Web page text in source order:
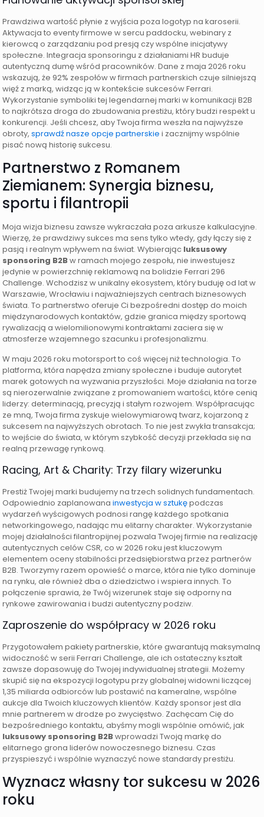
Prawdziwa wartość płynie z wyjścia poza logotyp na karoserii.
Aktywacja to eventy firmowe w sercu paddocku, webinary z
kierowcą o zarządzaniu pod presją czy wspólne inicjatywy
społeczne. Integracja sponsoringu z działaniami HR buduje
autentyczną dumę wśród pracowników. Dane z maja 2026 roku
wskazują, że 92% zespołów w firmach partnerskich czuje silniejszą
więź z marką, widząc ją w kontekście sukcesów Ferrari.
Wykorzystanie symboliki tej legendarnej marki w komunikacji B2B
to najkrótsza droga do zbudowania prestiżu, który budzi respekt u
konkurencji. Jeśli chcesz, aby Twoja firma weszła na najwyższe
obroty,sprawdź nasze opcje partnerskie i zacznijmy wspólnie
pisać nową historię sukcesu.
Partnerstwo z Romanem
Ziemianem: Synergia biznesu,
sportu i filantropii
Moja wizja biznesu zawsze wykraczała poza arkusze kalkulacyjne.
Wierzę, że prawdziwy sukces ma sens tylko wtedy, gdy łączy się z
pasją i realnym wpływem na świat. Wybierając luksusowy
sponsoring B2Bw ramach mojego zespołu, nie inwestujesz
jedynie w powierzchnię reklamową na bolidzie Ferrari 296
Challenge. Wchodzisz w unikalny ekosystem, który buduję od lat w
Warszawie, Wrocławiu i najważniejszych centrach biznesowych
świata. To partnerstwo oferuje Ci bezpośredni dostęp do moich
międzynarodowych kontaktów, gdzie granica między sportową
rywalizacją a wielomilionowymi kontraktami zaciera się w
atmosferze wzajemnego szacunku i profesjonalizmu.
W maju 2026 roku motorsport to coś więcej niż technologia. To
platforma, która napędza zmiany społeczne i buduje autorytet
marek gotowych na wyzwania przyszłości. Moje działania na torze
są nierozerwalnie związane z promowaniem wartości, które cenią
liderzy: determinacją, precyzją i stałym rozwojem. Współpracując
ze mną, Twoja firma zyskuje wielowymiarową twarz, kojarzoną z
sukcesem na najwyższych obrotach. To nie jest zwykła transakcja;
to wejście do świata, w którym szybkość decyzji przekłada się na
realną przewagę rynkową.
Racing, Art & Charity: Trzy filary wizerunku
Prestiż Twojej marki budujemy na trzech solidnych fundamentach.
Odpowiednio zaplanowanainwestycja w sztukępodczas
wydarzeń wyścigowych podnosi rangę każdego spotkania
networkingowego, nadając mu elitarny charakter. Wykorzystanie
mojej działalności filantropijnej pozwala Twojej firmie na realizację
autentycznych celów CSR, co w 2026 roku jest kluczowym
elementem oceny stabilności przedsiębiorstwa przez partnerów
B2B. Tworzymy razem opowieść o marce, która nie tylko dominuje
na rynku, ale również dba o dziedzictwo i wspiera innych. To
połączenie sprawia, że Twój wizerunek staje się odporny na
rynkowe zawirowania i budzi autentyczny podziw.
Zaproszenie do współpracy w 2026 roku
Przygotowałem pakiety partnerskie, które gwarantują maksymalną
widoczność w serii Ferrari Challenge, ale ich ostateczny kształt
zawsze dopasowuję do Twojej indywidualnej strategii. Możemy
skupić się na ekspozycji logotypu przy globalnej widowni liczącej
1,35 miliarda odbiorców lub postawić na kameralne, wspólne
aukcje dla Twoich kluczowych klientów. Każdy sponsor jest dla
mnie partnerem w drodze po zwycięstwo. Zachęcam Cię do
bezpośredniego kontaktu, abyśmy mogli wspólnie omówić, jak
luksusowy sponsoring B2Bwprowadzi Twoją markę do
elitarnego grona liderów nowoczesnego biznesu. Czas
przyspieszyć i wspólnie wyznaczyć nowe standardy prestiżu.
Wyznacz własny tor sukcesu w 2026
roku